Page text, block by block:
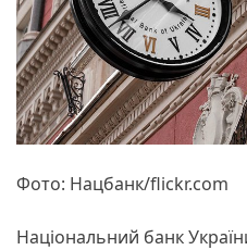
Фото: Нацбанк/flickr.com
Національний банк